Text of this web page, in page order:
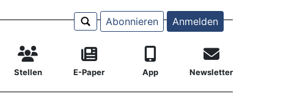
Abonnieren Anmelden
Stellen E-Paper App Newsletter